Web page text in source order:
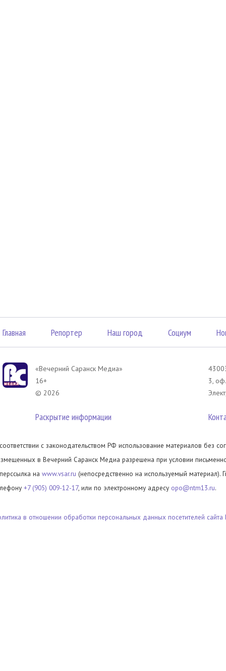
Главная Репортер Наш город Социум
«Вечерний Саранск Mедиа»
16+
© 2026
Раскрытие информации
3,
с законодательством РФ использование материалов без
в Вечерний Саранск Медиа разрешена при условии
на www.vsar.ru (непосредственно на используемый материал).
+7 (905) 009-12-17, или по электронному адресу opo@ntm13.ru.
в отношении обработки персональных данных посетителей